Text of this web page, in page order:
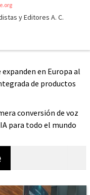
y Editores A. C.
expanden en Europa al
de productos
conversión de voz
para todo el mundo